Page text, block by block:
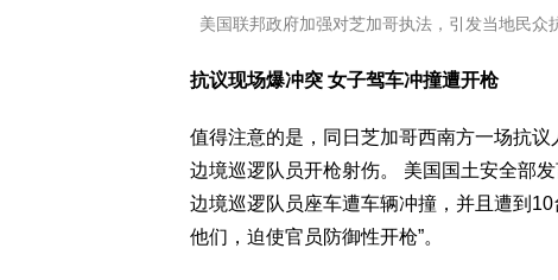
美国联邦政府加强对芝加哥执法，引发当地民众
抗议现场爆冲突 女子驾车冲撞遭开枪
值得注意的是，同日芝加哥西南方一场抗
边境巡逻队员开枪射伤。 美国国土安全部
边境巡逻队员座车遭车辆冲撞，并且遭到
他们，迫使官员防御性开枪”。